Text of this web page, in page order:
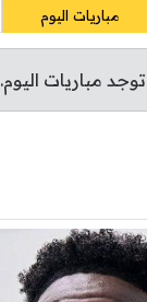
مباريات اليوم
توجد مباريات اليوم.